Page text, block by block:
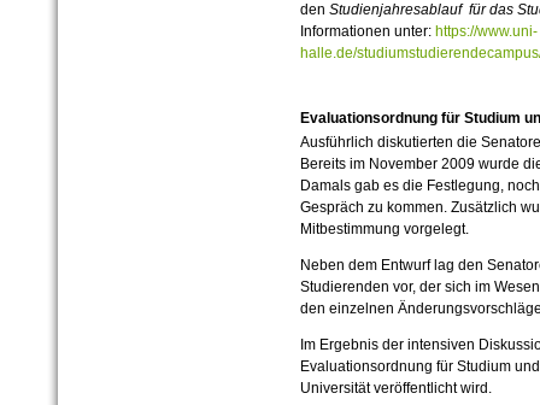
den Studienjahresablauf für das
Informationen unter: https://www.uni-
halle.de/
Evaluationsordnung für Studium
Ausführlich diskutierten die
Bereits im November 2009 wurde
Damals gab es die Festlegung,
Gespräch zu kommen. Zusätzlich
Mitbestimmung vorgelegt.
Neben dem Entwurf lag den
Studierenden vor, der sich im
den einzelnen
Im Ergebnis der intensiven
Evaluationsordnung für Studium
Universität veröffentlicht wird.